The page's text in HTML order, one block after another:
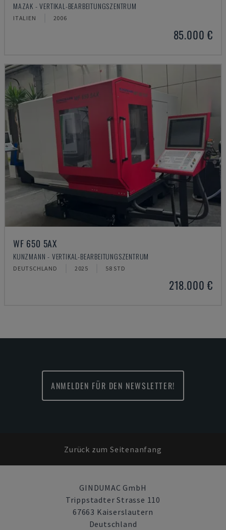
MAZAK - VERTIKAL-BEARBEITUNGSZENTRUM
ITALIEN 2006
85.000 €
WF 650 5AX
KUNZMANN - VERTIKAL-BEARBEITUNGSZENTRUM
DEUTSCHLAND 2025 58 STD
218.000 €
ANMELDEN FÜR DEN NEWSLETTER!
Zurück zum Seitenanfang
GINDUMAC GmbH
Trippstadter Strasse 110
67663 Kaiserslautern
Deutschland